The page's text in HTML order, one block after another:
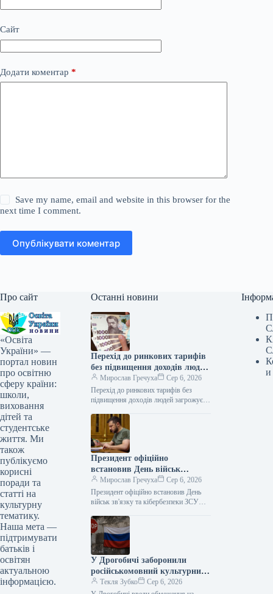
Сайт
Додати коментар *
Save my name, email and website in this browser for the
next time I comment.
Опублікувати коментар
Про сайт
«Освіта
України» —
портал новин
про освітню
сферу країни:
школи,
виховання
дітей та
студентське
життя. Ми
також
публікуємо
корисні
поради та
статті на
культурну
тематику.
Наша мета —
підтримувати
батьків і
освітян
актуальною
інформацією.
Останні новини
Перехід до ринкових тарифів
без підвищення доходів людей
загрожує «комунальним
апокаліпсисом» – депутат
Мирослав Гречуха
Сер 6, 2026
Перехід до ринкових тарифів без
підвищення доходів людей загрожує
депутат Ексклюзив 06.08.2026 17:09
Укрінформ Поступовий перехід до…
Президент офіційно
встановив День військ
зв’язку та кібербезпеки ЗСУ
Мирослав Гречуха
Сер 6, 2026
Президент офіційно встановив День
військ зв'язку та кібербезпеки ЗСУ
Президент Володимир Зеленський
підписав указ про "День…
У Дрогобичі заборонили
російськомовний культурний
продукт
Текля Зубко
Сер 6, 2026
и